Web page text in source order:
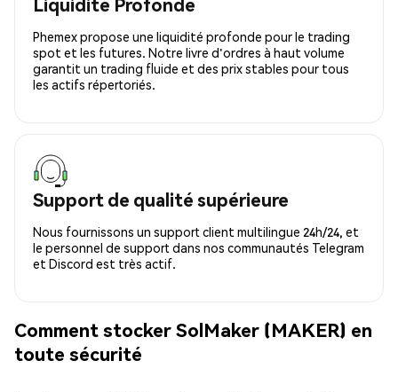
Phemex propose une liquidité profonde pour le trading
spot et les futures. Notre livre d'ordres à haut volume
garantit un trading fluide et des prix stables pour tous
les actifs répertoriés.
Support de qualité supérieure
Nous fournissons un support client multilingue 24h/24, et
le personnel de support dans nos communautés Telegram
et Discord est très actif.
Comment stocker SolMaker (MAKER) en
toute sécurité